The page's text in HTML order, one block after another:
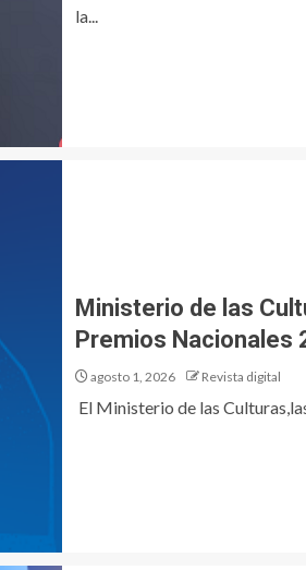
la...
Ministerio de las
Premios Nacionales
agosto 1, 2026 Revista digital
El Ministerio de las